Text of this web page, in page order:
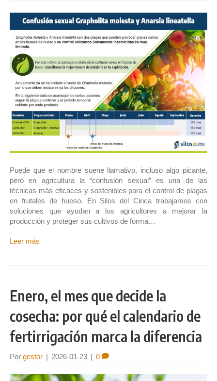
Puede que el nombre suene llamativo, incluso algo picante,
pero en agricultura la “confusión sexual” es una de las
técnicas más eficaces y sostenibles para el control de plagas
en frutales de hueso. En Silos del Cinca trabajamos con
soluciones que ayudan a los agricultores a mejorar la
producción y proteger sus cultivos de forma…
Leer más
Enero, el mes que decide la
cosecha: por qué el calendario de
fertirrigación marca la diferencia
Por gestor | 2026-01-23 | 0